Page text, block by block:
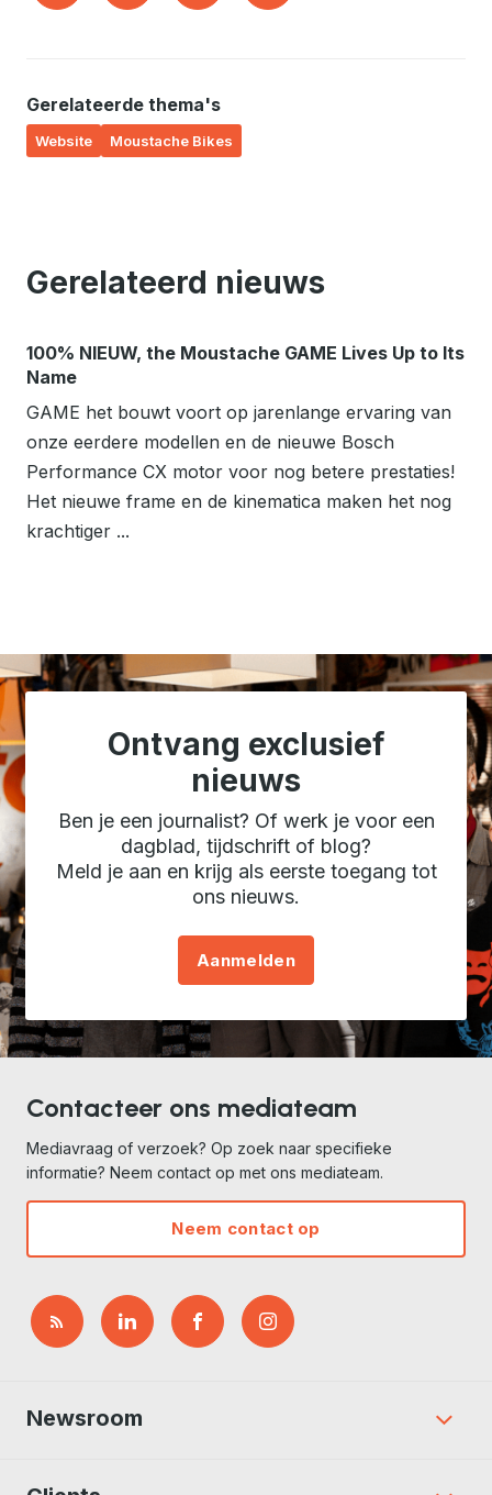
Gerelateerde thema's
Website Moustache Bikes
Gerelateerd nieuws
100% NIEUW, the Moustache GAME Lives Up to Its
Name
GAME het bouwt voort op jarenlange ervaring van
onze eerdere modellen en de nieuwe Bosch
Performance CX motor voor nog betere prestaties!
Het nieuwe frame en de kinematica maken het nog
krachtiger ...
Ontvang exclusief
nieuws
Ben je een journalist? Of werk je voor een
dagblad, tijdschrift of blog?
Meld je aan en krijg als eerste toegang tot
ons nieuws.
Aanmelden
Contacteer ons mediateam
Mediavraag of verzoek? Op zoek naar specifieke
informatie? Neem contact op met ons mediateam.
Neem contact op
Newsroom